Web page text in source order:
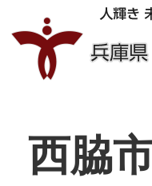
西脇